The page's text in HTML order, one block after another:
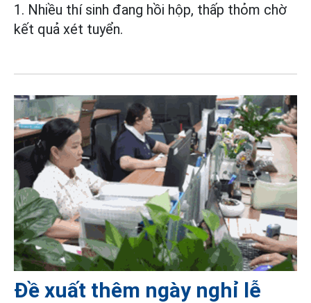
1. Nhiều thí sinh đang hồi hộp, thấp thỏm chờ
kết quả xét tuyển.
Đề xuất thêm ngày nghỉ lễ